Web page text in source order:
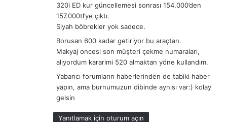
320i ED kur güncellemesi sonrası 154.000’den
157.000tl’ye çıktı.
Siyah böbrekler yok sadece.
Borusan 600 kadar getiriyor bu araçtan.
Makyaj oncesi son müşteri çekme numaraları,
alıyordum kararimi 520 almaktan yöne kullandım.
Yabancı forumların haberlerinden de tabiki haber
yapın, ama burnumuzun dibinde aynısı var:) kolay
gelsin
Yanıtlamak için oturum açın